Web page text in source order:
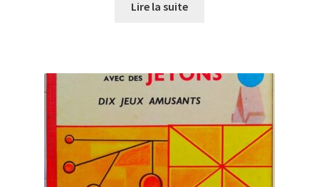
Lire la suite